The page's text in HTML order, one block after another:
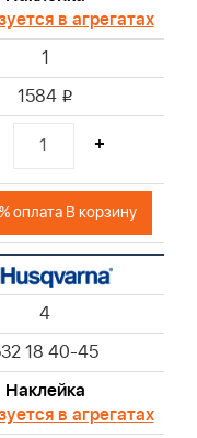
в агрегатах
1
1584 i
+
оплата В корзину
4
18 40-45
Наклейка
в агрегатах